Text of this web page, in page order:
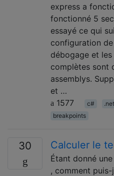
express a
fonctionné 5
essayé ce qui
configuration
débogage et
complètes sont
assemblys.
et …
1577
c# .net
breakpoints
30 Calculer le
Étant donné
, comment